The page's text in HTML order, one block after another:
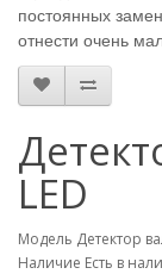
постоянных
отнести очень
LED
Модель Детектор
Наличие Есть в